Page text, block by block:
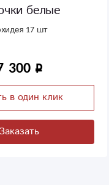
белые
17 шт
300
в один клик
Заказать